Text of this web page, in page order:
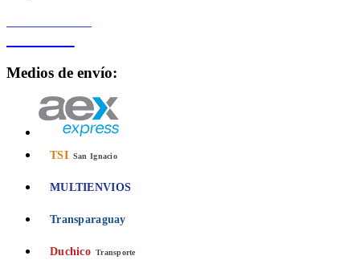
Medios de envío:
TSI San Ignacio
MULTIENVIOS
Transparaguay
Duchico Transporte